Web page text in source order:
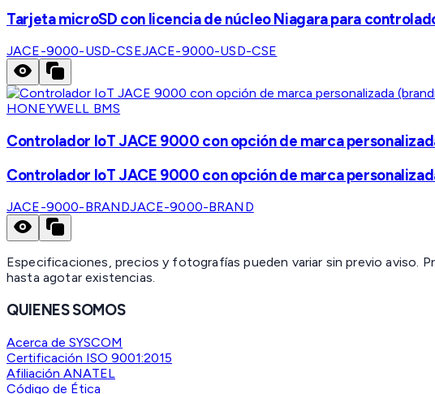
Tarjeta microSD con licencia de núcleo Niagara para
JACE-9000-USD-CSEJACE-9000-USD-CSE
HONEYWELL BMS
Controlador IoT JACE 9000 con opción de marca
Controlador IoT JACE 9000 con opción de marca
JACE-9000-BRANDJACE-9000-BRAND
Especificaciones, precios y fotografías pueden variar sin previo
hasta agotar existencias.
QUIENES SOMOS
Acerca de SYSCOM
Certificación ISO 9001:2015
Afiliación ANATEL
Código de Ética